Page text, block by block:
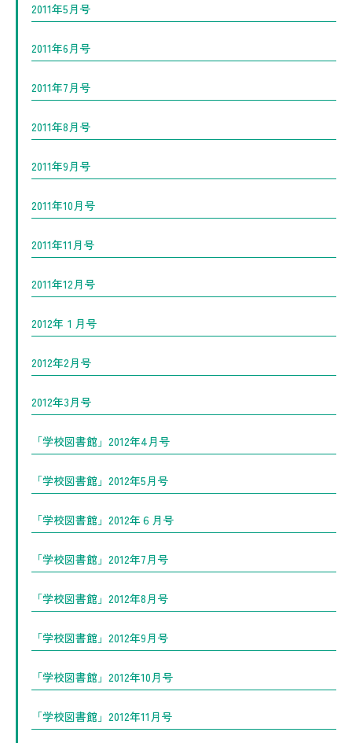
2011年5月号
2011年6月号
2011年7月号
2011年8月号
2011年9月号
2011年10月号
2011年11月号
2011年12月号
2012年１月号
2012年2月号
2012年3月号
「学校図書館」2012年4月号
「学校図書館」2012年5月号
「学校図書館」2012年６月号
「学校図書館」2012年7月号
「学校図書館」2012年8月号
「学校図書館」2012年9月号
「学校図書館」2012年10月号
「学校図書館」2012年11月号